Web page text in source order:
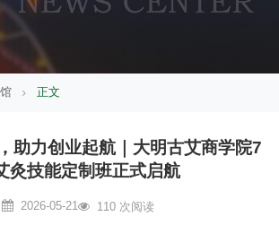
正文
助力创业起航｜大明古艾商学院7
灸技能定制班正式启航
2026-05-21 110 次阅读